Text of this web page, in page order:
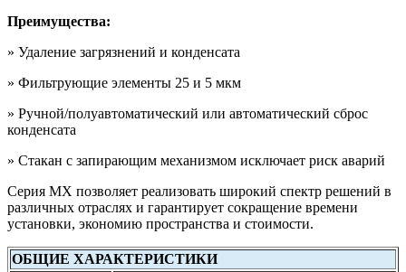
Преимущества:
» Удаление загрязнений и конденсата
» Фильтрующие элементы 25 и 5 мкм
» Ручной/полуавтоматический или автоматический сброс
конденсата
» Стакан с запирающим механизмом исключает риск аварий
Серия MX позволяет реализовать широкий спектр решений в
различных отраслях и гарантирует сокращение времени
установки, экономию пространства и стоимости.
ОБЩИЕ ХАРАКТЕРИСТИКИ